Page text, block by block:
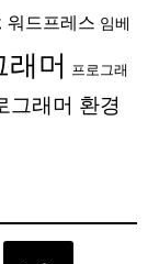
워드프레스 임베
래머 프로그래
그래머 환경